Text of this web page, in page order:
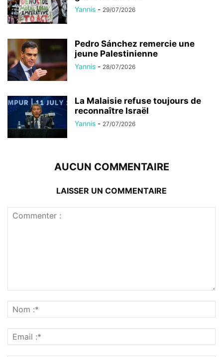
Yannis - 29/07/2026
Pedro Sánchez remercie une
jeune Palestinienne
Yannis - 28/07/2026
La Malaisie refuse toujours de
reconnaître Israël
Yannis - 27/07/2026
AUCUN COMMENTAIRE
LAISSER UN COMMENTAIRE